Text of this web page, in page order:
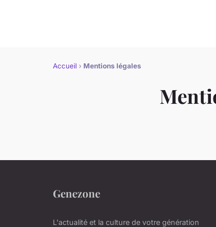
Accueil › Mentions légales
Genezone
L'actualité et la culture de votre génération